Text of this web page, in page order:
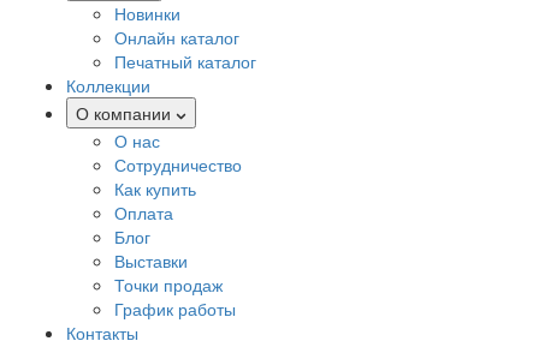
Новинки
Онлайн каталог
Печатный каталог
Коллекции
О компании
О нас
Сотрудничество
Как купить
Оплата
Блог
Выставки
Точки продаж
График работы
Контакты